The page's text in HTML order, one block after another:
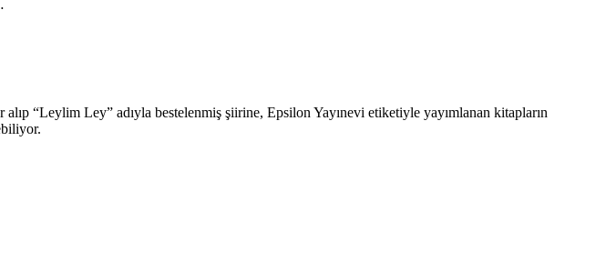
“Leylim Ley” adıyla bestelenmiş şiirine, Epsilon Yayınevi etiketiyle yayımlanan kitapların